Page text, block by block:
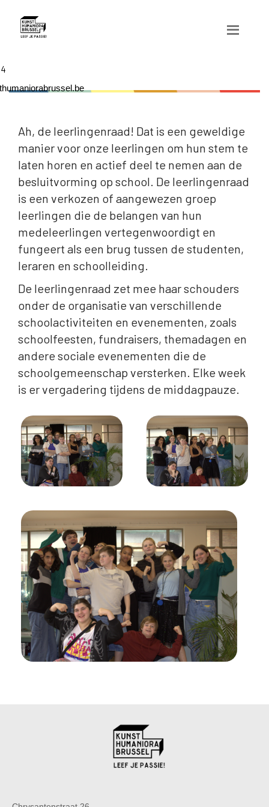
Ah, de leerlingenraad! Dat is een geweldige
manier voor onze leerlingen om hun stem te
laten horen en actief deel te nemen aan de
besluitvorming op school. De leerlingenraad
is een verkozen of aangewezen groep
leerlingen die de belangen van hun
medeleerlingen vertegenwoordigt en
fungeert als een brug tussen de studenten,
leraren en schoolleiding.
De leerlingenraad zet mee haar schouders
onder de organisatie van verschillende
schoolactiviteiten en evenementen, zoals
schoolfeesten, fundraisers, themadagen en
andere sociale evenementen die de
schoolgemeenschap versterken. Elke week
is er vergadering tijdens de middagpauze.